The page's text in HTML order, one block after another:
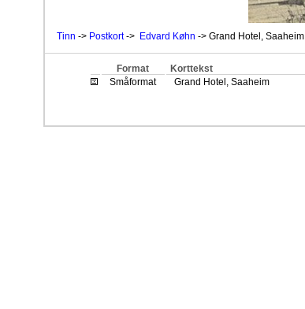
Tinn -> Postkort-> Edvard Køhn -> Grand Hotel, Saaheim
Format Korttekst
Småformat
Grand Hotel, Saaheim